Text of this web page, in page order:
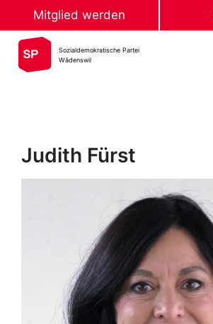
Mitglied werden
Sozialdemokratische Partei
Wädenswil
Judith Fürst